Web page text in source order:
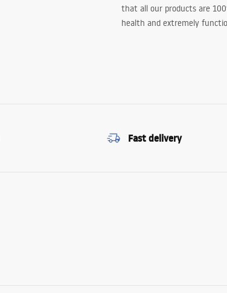
that all our products are
health and extremely
Fast delivery